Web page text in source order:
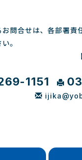
問合せは、各部署責
。
1151